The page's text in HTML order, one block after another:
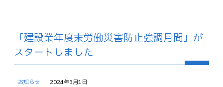
「建設業年度末労働災害防止強調月間」が
スタートしました
お知らせ 2024年3月1日